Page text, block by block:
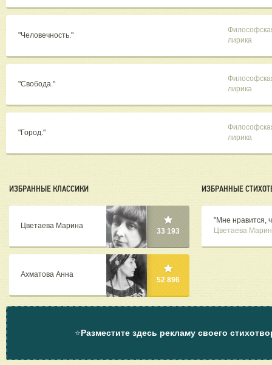
"Человечность."
лирика
"Свобода."
лирика
"Город."
лирика
ИЗБРАННЫЕ КЛАССИКИ
Цветаева Марина
33 193
Ахматова Анна
52 896
ИЗБРАННЫЕ
"Мне нравится,
Цветаева
⭐Разместите здесь рекламу своего